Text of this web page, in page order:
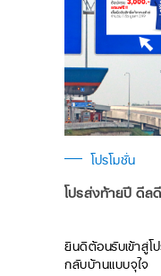
โปรโมชั่น
โปรส่งท้ายปี ดีล
ยินดีต้อนรับเข้าสู่
กลับบ้านแบบจุใจ